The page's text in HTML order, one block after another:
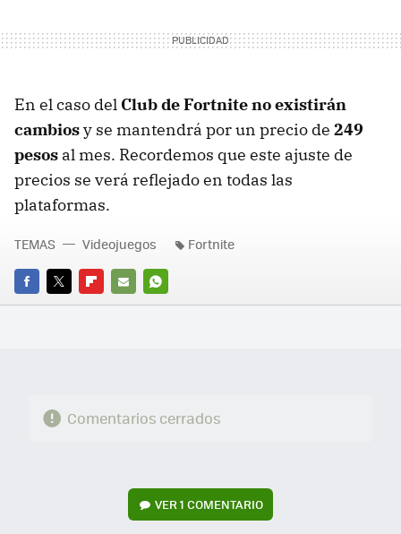
En el caso del Club de Fortnite no existirán
cambiosy se mantendrá por un precio de 249
pesos al mes. Recordemos que este ajuste de
precios se verá reflejado en todas las
plataformas.
FACEBOOK
TWITTERFLIPBOARD
E-
WHATSAPP
TEMAS Videojuegos Fortnite
Comentarios cerrados
VER1 COMENTARIO